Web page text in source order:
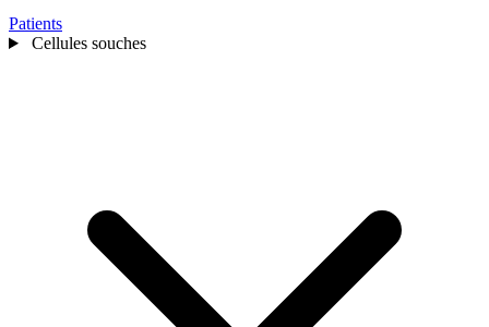
Patients
Cellules souches